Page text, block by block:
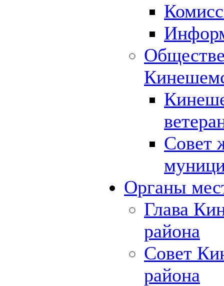
Совет
Органы
Глава
района
Совет
района